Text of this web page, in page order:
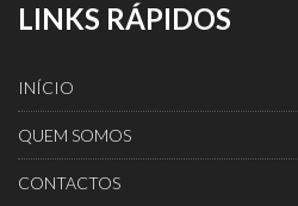
LINKS RÁPIDOS
INÍCIO
QUEM SOMOS
CONTACTOS